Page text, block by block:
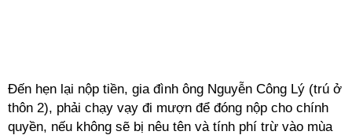
Đến hẹn lại nộp tiền, gia đình ông Nguyễn Công Lý (trú ở
thôn 2), phải chạy vạy đi mượn để đóng nộp cho chính
quyền, nếu không sẽ bị nêu tên và tính phí trừ vào mùa